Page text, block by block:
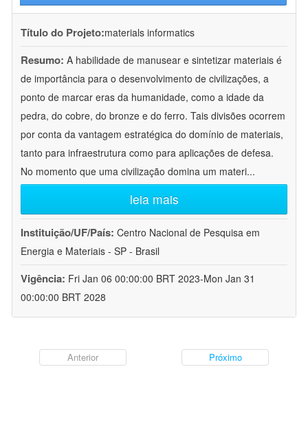
Título do Projeto:materials informatics
Resumo: A habilidade de manusear e sintetizar materiais é
de importância para o desenvolvimento de civilizações, a
ponto de marcar eras da humanidade, como a idade da
pedra, do cobre, do bronze e do ferro. Tais divisões ocorrem
por conta da vantagem estratégica do domínio de materiais,
tanto para infraestrutura como para aplicações de defesa.
No momento que uma civilização domina um materi...
leia mais
Instituição/UF/País: Centro Nacional de Pesquisa em
Energia e Materiais - SP - Brasil
Vigência: Fri Jan 06 00:00:00 BRT 2023-Mon Jan 31
00:00:00 BRT 2028
Anterior Próximo